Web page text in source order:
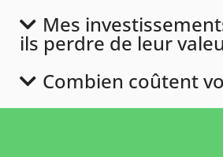
Mes
ils perdre de leur
Combien coûtent